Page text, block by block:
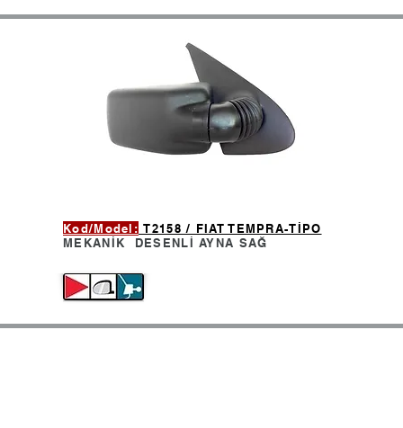
Kod/Model: T2158 / FIAT TEMPRA-TİPO
MEKANİK DESENLİ AYNA SAĞ